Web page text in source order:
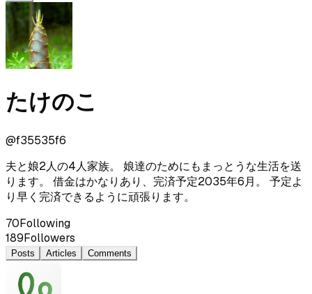
たけのこ
@f35535f6
夫と娘2人の4人家族。 娘達のためにもまっとうな生活を送
ります。 借金はかなりあり、完済予定2035年6月。 予定よ
り早く完済できるように頑張ります。
70Following
189Followers
Posts Articles Comments